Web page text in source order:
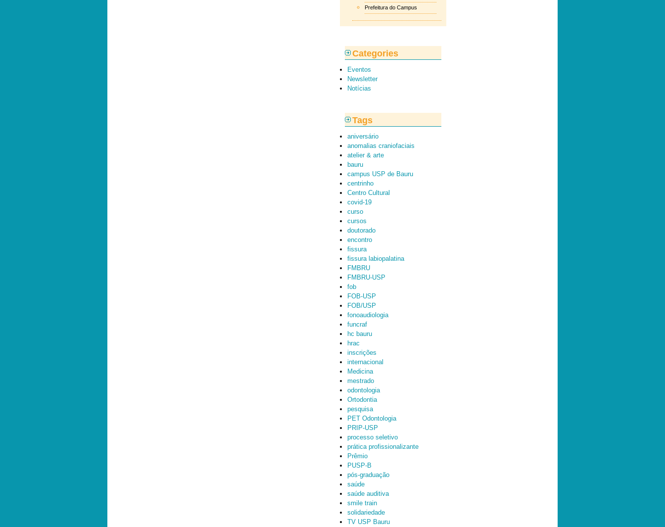
Prefeitura do Campus
Categories
Eventos
Newsletter
Notícias
Tags
aniversário
anomalias craniofaciais
atelier & arte
bauru
campus USP de Bauru
centrinho
Centro Cultural
covid-19
curso
cursos
doutorado
encontro
fissura
fissura labiopalatina
FMBRU
FMBRU-USP
fob
FOB-USP
FOB/USP
fonoaudiologia
funcraf
hc bauru
hrac
inscrições
internacional
Medicina
mestrado
odontologia
Ortodontia
pesquisa
PET Odontologia
PRIP-USP
processo seletivo
prática profissionalizante
Prêmio
PUSP-B
pós-graduação
saúde
saúde auditiva
smile train
solidariedade
TV USP Bauru